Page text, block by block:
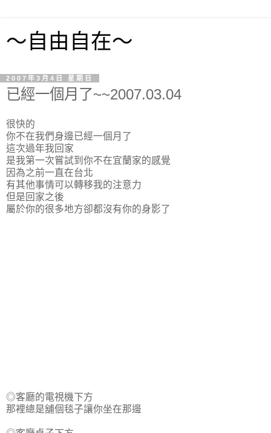
～自由自在～
2007年3月4日 星期日
已經一個月了~~2007.03.04
很快的
你不在我們身邊已經一個月了
這次過年我回家
是我第一次嘗試到你不在宜蘭家的感覺
因為之前一直在台北
有其他事情可以轉移我的注意力
但是回家之後
屬於你的很多地方卻都沒有你的身影了
◎客廳的電視機下方
那裡總是舖個毯子讓你坐在那邊